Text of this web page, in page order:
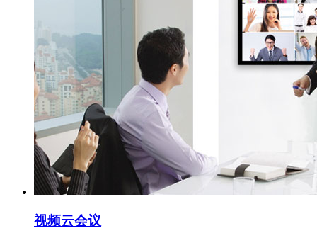
视频云会议